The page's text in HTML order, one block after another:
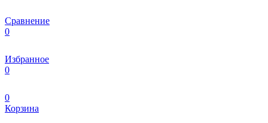
Сравнение
0
Избранное
0
0
Корзина